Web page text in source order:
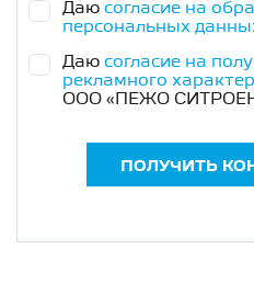
Даю согласие на
персональных
Даю согласие на
рекламного
ООО «ПЕЖО
ПОЛУЧИТЬ